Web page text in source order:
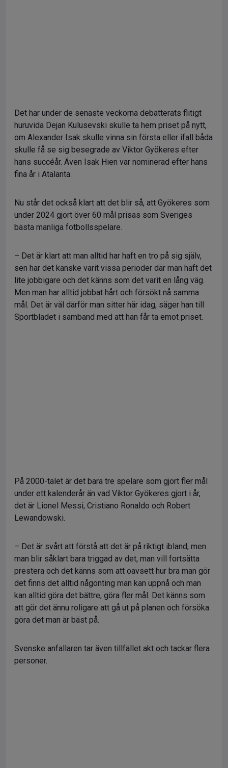
Det har under de senaste veckorna debatterats flitigt
huruvida Dejan Kulusevski skulle ta hem priset på nytt,
om Alexander Isak skulle vinna sin första eller ifall båda
skulle få se sig besegrade av Viktor Gyökeres efter
hans succéår. Även Isak Hien var nominerad efter hans
fina år i Atalanta.
Nu står det också klart att det blir så, att Gyökeres som
under 2024 gjort över 60 mål prisas som Sveriges
bästa manliga fotbollsspelare.
– Det är klart att man alltid har haft en tro på sig själv,
sen har det kanske varit vissa perioder där man haft det
lite jobbigare och det känns som det varit en lång väg.
Men man har alltid jobbat hårt och försökt nå samma
mål. Det är väl därför man sitter här idag, säger han till
Sportbladet i samband med att han får ta emot priset.
På 2000-talet är det bara tre spelare som gjort fler mål
under ett kalenderår än vad Viktor Gyökeres gjort i år,
det är Lionel Messi, Cristiano Ronaldo och Robert
Lewandowski.
– Det är svårt att förstå att det är på riktigt ibland, men
man blir såklart bara triggad av det, man vill fortsätta
prestera och det känns som att oavsett hur bra man gör
det finns det alltid någonting man kan uppnå och man
kan alltid göra det bättre, göra fler mål. Det känns som
att gör det ännu roligare att gå ut på planen och försöka
göra det man är bäst på.
Svenske anfallaren tar även tillfället akt och tackar flera
personer.